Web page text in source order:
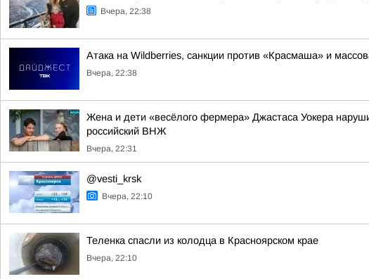
Вчера, 22:38
Атака на Wildberries, санкции против «Красмаша» и
Вчера, 22:38
Жена и дети «весёлого фермера» Джастаса Уокера
российский ВНЖ
Вчера, 22:31
@vesti_krsk
Вчера, 22:10
Теленка спасли из колодца в Красноярском крае
Вчера, 22:10